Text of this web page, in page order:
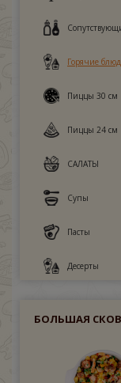
Горячие
Пиццы 30 см
Пиццы 24 см
САЛАТЫ
Супы
Пасты
Десерты
БОЛЬШАЯ